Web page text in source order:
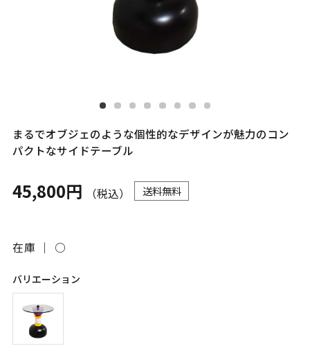
まるでオブジェのような個性的なデザインが魅力のコン
パクトなサイドテーブル
45,800円 （税込） 送料無料
在庫 ｜ ○
バリエーション